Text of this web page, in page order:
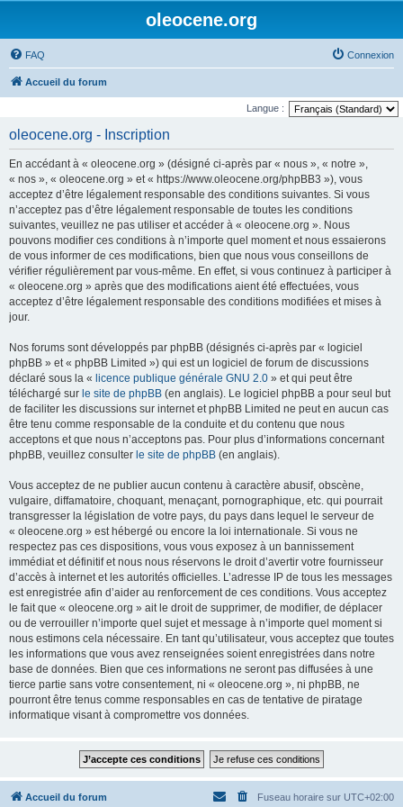
oleocene.org
FAQ Connexion
Accueil du forum
Langue :
oleocene.org - Inscription
En accédant à « oleocene.org » (désigné ci-après par « nous », « notre »,
« nos », « oleocene.org » et « https://www.oleocene.org/phpBB3 »), vous
acceptez d’être légalement responsable des conditions suivantes. Si vous
n’acceptez pas d’être légalement responsable de toutes les conditions
suivantes, veuillez ne pas utiliser et accéder à « oleocene.org ». Nous
pouvons modifier ces conditions à n’importe quel moment et nous essaierons
de vous informer de ces modifications, bien que nous vous conseillons de
vérifier régulièrement par vous-même. En effet, si vous continuez à participer à
« oleocene.org » après que des modifications aient été effectuées, vous
acceptez d’être légalement responsable des conditions modifiées et mises à
jour.
Nos forums sont développés par phpBB (désignés ci-après par « logiciel
phpBB » et « phpBB Limited ») qui est un logiciel de forum de discussions
déclaré sous la « licence publique générale GNU 2.0 » et qui peut être
téléchargé sur le site de phpBB (en anglais). Le logiciel phpBB a pour seul but
de faciliter les discussions sur internet et phpBB Limited ne peut en aucun cas
être tenu comme responsable de la conduite et du contenu que nous
acceptons et que nous n’acceptons pas. Pour plus d’informations concernant
phpBB, veuillez consulter le site de phpBB (en anglais).
Vous acceptez de ne publier aucun contenu à caractère abusif, obscène,
vulgaire, diffamatoire, choquant, menaçant, pornographique, etc. qui pourrait
transgresser la législation de votre pays, du pays dans lequel le serveur de
« oleocene.org » est hébergé ou encore la loi internationale. Si vous ne
respectez pas ces dispositions, vous vous exposez à un bannissement
immédiat et définitif et nous nous réservons le droit d’avertir votre fournisseur
d’accès à internet et les autorités officielles. L’adresse IP de tous les messages
est enregistrée afin d’aider au renforcement de ces conditions. Vous acceptez
le fait que « oleocene.org » ait le droit de supprimer, de modifier, de déplacer
ou de verrouiller n’importe quel sujet et message à n’importe quel moment si
nous estimons cela nécessaire. En tant qu’utilisateur, vous acceptez que toutes
les informations que vous avez renseignées soient enregistrées dans notre
base de données. Bien que ces informations ne seront pas diffusées à une
tierce partie sans votre consentement, ni « oleocene.org », ni phpBB, ne
pourront être tenus comme responsables en cas de tentative de piratage
informatique visant à compromettre vos données.
Accueil du forum Fuseau horaire sur UTC+02:00